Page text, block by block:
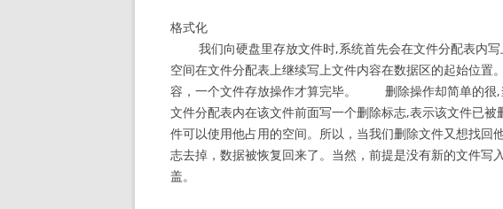
格式化
我们向硬盘里存放文件时,系统首先会在文件分配表内
空间在文件分配表上继续写上文件内容在数据区的起始位置
容，一个文件存放操作才算完毕。 删除操作却简单的很,
文件分配表内在该文件前面写一个删除标志,表示该文件已
件可以使用他占用的空间。所以，当我们删除文件又想找回
志去掉，数据被恢复回来了。当然，前提是没有新的文件写
盖。